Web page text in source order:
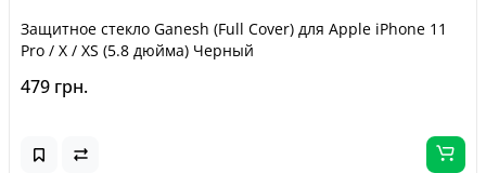
Защитное стекло Ganesh (Full Cover) для Apple iPhone 11
Pro / X / XS (5.8 дюйма) Черный
479 грн.